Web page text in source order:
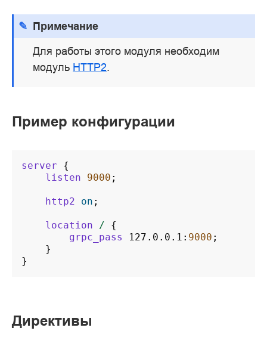
Примечание
Для работы этого модуля необходим
модуль HTTP2.
Пример конфигурации
server
{
listen
9000 ;
http2 on ;
location /
{
grpc_pass
127.0.0.1 : 9000 ;
}
}
Директивы